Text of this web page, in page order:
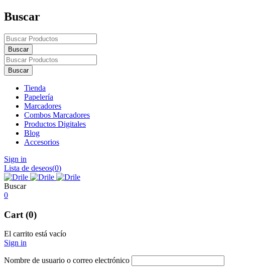
Buscar
Tienda
Papelería
Marcadores
Combos Marcadores
Productos Digitales
Blog
Accesorios
Sign in
Lista de deseos(0)
Buscar
0
Cart (0)
El carrito está vacío
Sign in
Nombre de usuario o correo electrónico